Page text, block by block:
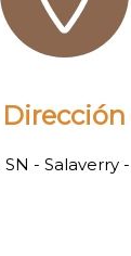
Dirección
- Salaverry